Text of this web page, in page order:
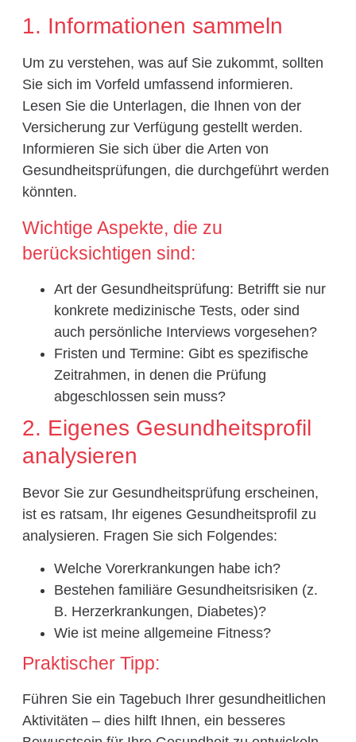
1. Informationen sammeln
Um zu verstehen, was auf Sie zukommt, sollten
Sie sich im Vorfeld umfassend informieren.
Lesen Sie die Unterlagen, die Ihnen von der
Versicherung zur Verfügung gestellt werden.
Informieren Sie sich über die Arten von
Gesundheitsprüfungen, die durchgeführt werden
könnten.
Wichtige Aspekte, die zu
berücksichtigen sind:
Art der Gesundheitsprüfung: Betrifft sie nur
konkrete medizinische Tests, oder sind
auch persönliche Interviews vorgesehen?
Fristen und Termine: Gibt es spezifische
Zeitrahmen, in denen die Prüfung
abgeschlossen sein muss?
2. Eigenes Gesundheitsprofil
analysieren
Bevor Sie zur Gesundheitsprüfung erscheinen,
ist es ratsam, Ihr eigenes Gesundheitsprofil zu
analysieren. Fragen Sie sich Folgendes:
Welche Vorerkrankungen habe ich?
Bestehen familiäre Gesundheitsrisiken (z.
B. Herzerkrankungen, Diabetes)?
Wie ist meine allgemeine Fitness?
Praktischer Tipp:
Führen Sie ein Tagebuch Ihrer gesundheitlichen
Aktivitäten – dies hilft Ihnen, ein besseres